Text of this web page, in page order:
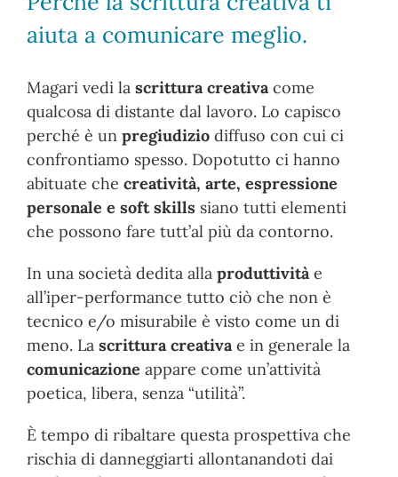
aiuta a comunicare meglio.
Magari vedi la scrittura creativacome
qualcosa di distante dal lavoro. Lo capisco
perché è un pregiudizio diffuso con cui ci
confrontiamo spesso. Dopotutto ci hanno
abituate che creatività, arte, espressione
personale e soft skills siano tutti elementi
che possono fare tutt’al più da contorno.
In una società dedita alla produttivitàe
all’iper-performance tutto ciò che non è
tecnico e/o misurabile è visto come un di
meno. La scrittura creativae in generale la
comunicazione appare come un’attività
poetica, libera, senza “utilità”.
È tempo di ribaltare questa prospettiva che
rischia di danneggiarti allontanandoti dai